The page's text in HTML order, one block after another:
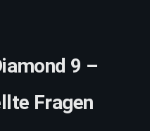
9 –
Fragen